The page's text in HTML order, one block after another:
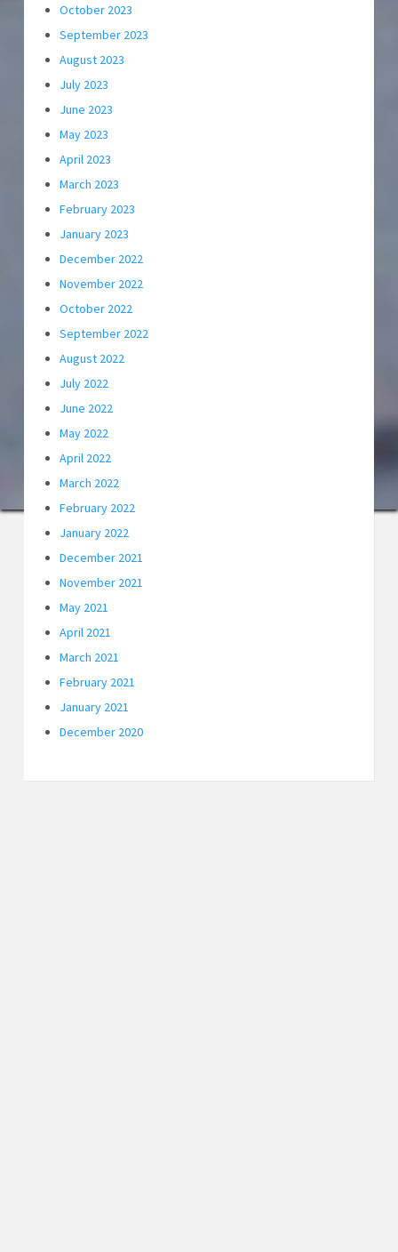
October 2023
September 2023
August 2023
July 2023
June 2023
May 2023
April 2023
March 2023
February 2023
January 2023
December 2022
November 2022
October 2022
September 2022
August 2022
July 2022
June 2022
May 2022
April 2022
March 2022
February 2022
January 2022
December 2021
November 2021
May 2021
April 2021
March 2021
February 2021
January 2021
December 2020